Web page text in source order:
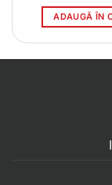
ADAUGĂ ÎN